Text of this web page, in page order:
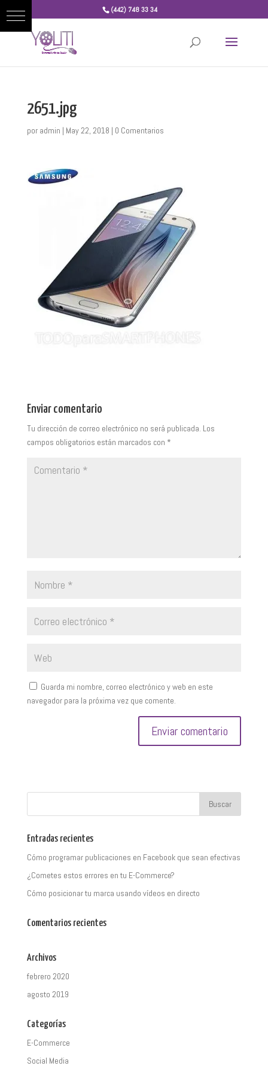
(442) 748 33 34
2651.jpg
por admin | May 22, 2018 | 0 Comentarios
Enviar comentario
Tu dirección de correo electrónico no será publicada. Los
campos obligatorios están marcados con *
Guarda mi nombre, correo electrónico y web en este
navegador para la próxima vez que comente.
Entradas recientes
Cómo programar publicaciones en Facebook que sean efectivas
¿Cometes estos errores en tu E-Commerce?
Cómo posicionar tu marca usando vídeos en directo
Comentarios recientes
Archivos
febrero 2020
agosto 2019
Categorías
E-Commerce
Social Media